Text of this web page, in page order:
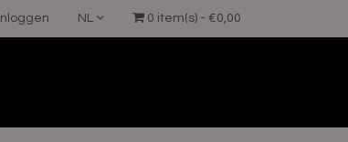
0 item(s) - €0,00
NL
Inloggen